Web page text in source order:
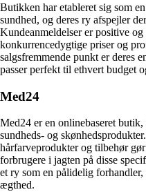
Butikken har etableret sig som
sundhed, og deres ry afspejler
Kundeanmeldelser er positive
konkurrencedygtige priser og
salgsfremmende punkt er deres
passer perfekt til ethvert budget
Med24
Med24 er en onlinebaseret
sundheds- og
hårfarveprodukter og tilbehør
forbrugere i jagten på disse
et ry som en pålidelig
ægthed.